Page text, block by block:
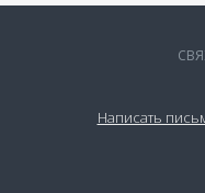
Написать